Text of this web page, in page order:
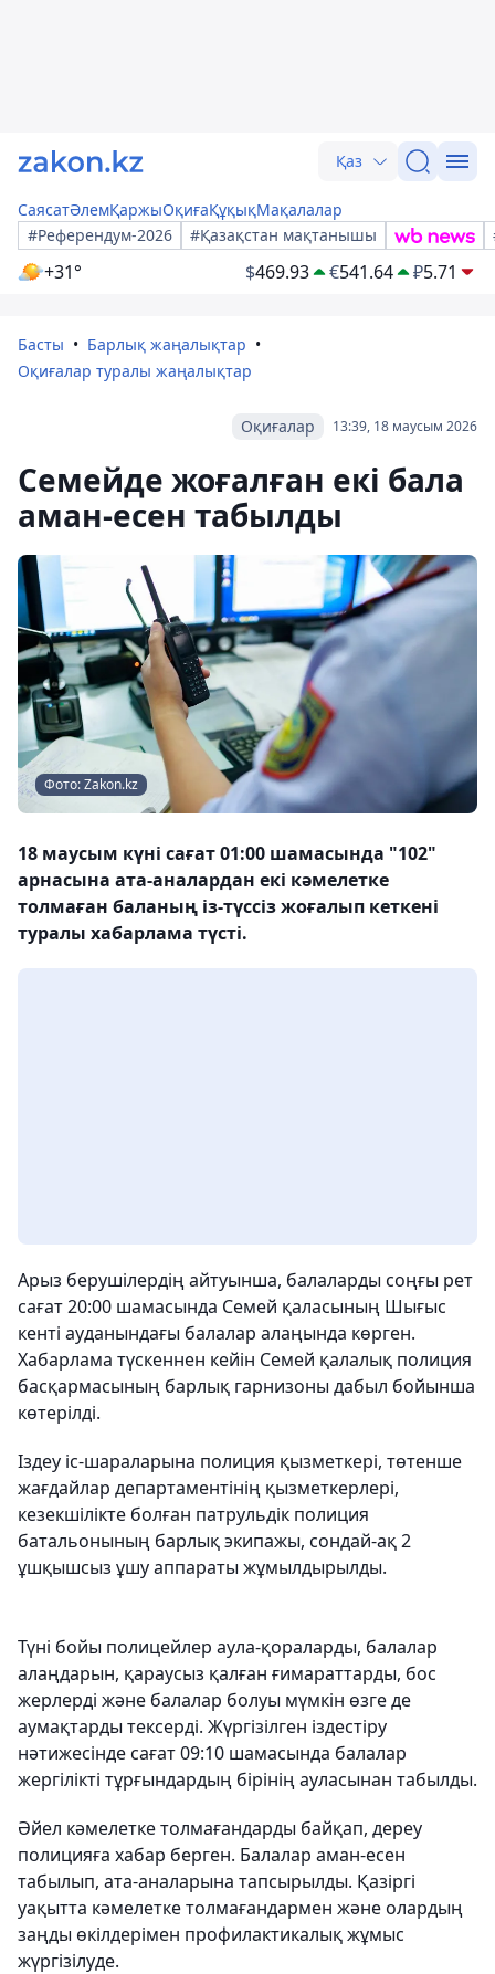
Қаз
СаясатӘлемҚаржыОқиғаҚұқықМақалалар
#Референдум-2026
#Қазақстан мақтанышы
+31° $469.93 €541.64 ₽5.71
Басты
Барлық жаңалықтар
Оқиғалар туралы жаңалықтар
13:39, 18 маусым 2026
Оқиғалар
Семейде жоғалған екі бала
аман-есен табылды
Фото: Zakon.kz
18 маусым күні сағат 01:00 шамасында "102"
арнасына ата-аналардан екі кәмелетке
толмаған баланың із-түссіз жоғалып кеткені
туралы хабарлама түсті.
Арыз берушілердің айтуынша, балаларды соңғы рет
сағат 20:00 шамасында Семей қаласының Шығыс
кенті ауданындағы балалар алаңында көрген.
Хабарлама түскеннен кейін Семей қалалық полиция
басқармасының барлық гарнизоны дабыл бойынша
көтерілді.
Іздеу іс-шараларына полиция қызметкері, төтенше
жағдайлар департаментінің қызметкерлері,
кезекшілікте болған патрульдік полиция
батальонының барлық экипажы, сондай-ақ 2
ұшқышсыз ұшу аппараты жұмылдырылды.
Түні бойы полицейлер аула-қораларды, балалар
алаңдарын, қараусыз қалған ғимараттарды, бос
жерлерді және балалар болуы мүмкін өзге де
аумақтарды тексерді. Жүргізілген іздестіру
нәтижесінде сағат 09:10 шамасында балалар
жергілікті тұрғындардың бірінің ауласынан табылды.
Әйел кәмелетке толмағандарды байқап, дереу
полицияға хабар берген. Балалар аман-есен
табылып, ата-аналарына тапсырылды. Қазіргі
уақытта кәмелетке толмағандармен және олардың
заңды өкілдерімен профилактикалық жұмыс
жүргізілуде.